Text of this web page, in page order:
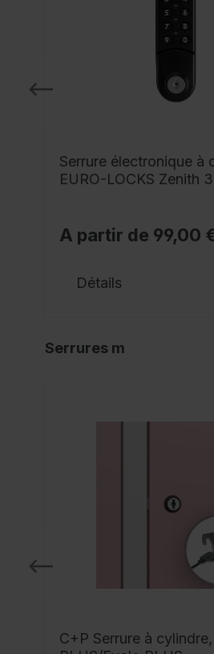
Serrure électronique à
EURO-LOCKS Zenith
A partir de 99,00
Détails
Serrures m
C+P Serrure à